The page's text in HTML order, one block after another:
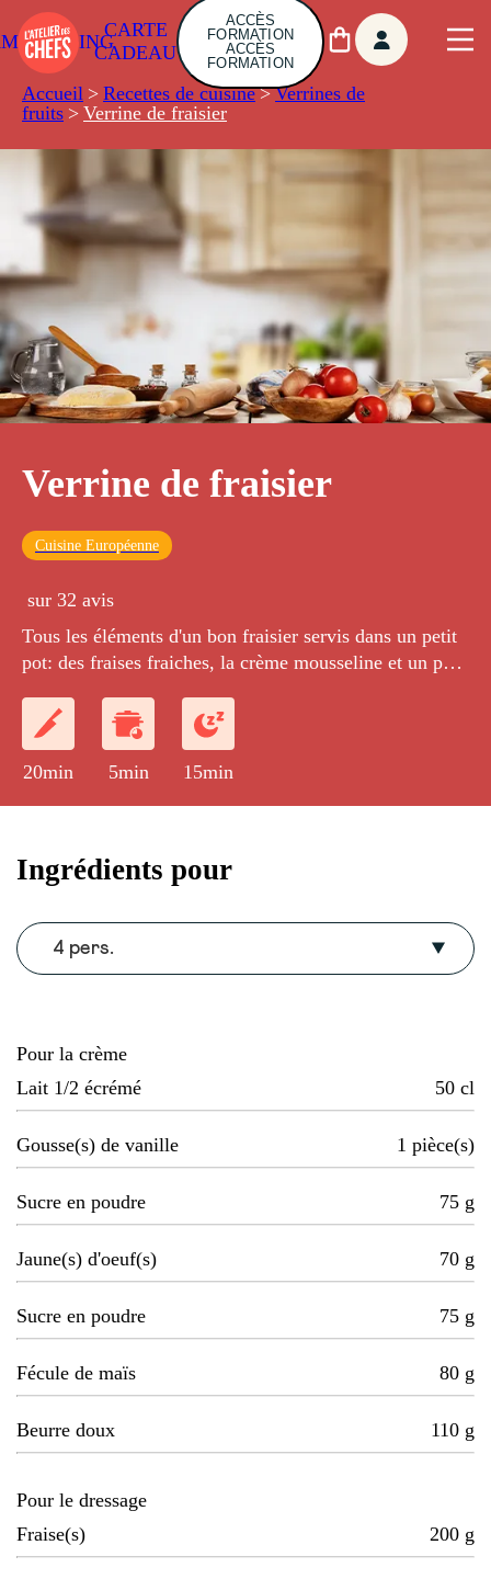
CARTE
CADEAU
ACCÈS
FORMATION
ACCÈS
FORMATION
Accueil > Recettes de cuisine > Verrines de
fruits > Verrine de fraisier
Verrine de fraisier
Cuisine Européenne
sur 32 avis
Tous les éléments d'un bon fraisier servis dans un petit
pot: des fraises fraiches, la crème mousseline et un peu
20min 5min 15min
Ingrédients pour
4 pers.
Pour la crème
Lait 1/2 écrémé
50 cl
Gousse(s) de vanille 1 pièce(s)
Sucre en poudre 75 g
Jaune(s) d'oeuf(s) 70 g
Sucre en poudre 75 g
Fécule de maïs 80 g
Beurre doux 110 g
Pour le dressage
Fraise(s)
200 g